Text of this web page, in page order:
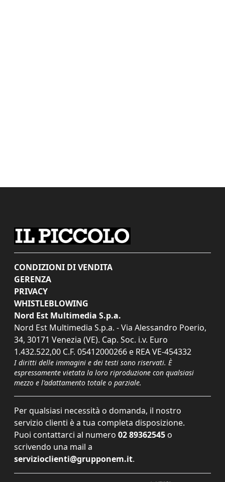
CONDIZIONI DI VENDITA
GERENZA
PRIVACY
WHISTLEBLOWING
Nord Est Multimedia S.p.a.
Nord Est Multimedia S.p.a. - Via Alessandro Poerio,
34, 30171 Venezia (VE). Cap. Soc. i.v. Euro
1.432.522,00 C.F. 05412000266 e REA VE-454332
I diritti delle immagini e dei testi sono riservati. È
espressamente vietata la loro riproduzione con qualsiasi
mezzo e l'adattamento totale o parziale.
Per qualsiasi necessità o domanda, il nostro
servizio clienti è a tua completa disposizione.
Puoi contattarci al numero 02 89362545 o
scrivendo una mail a
servizioclienti@grupponem.it.